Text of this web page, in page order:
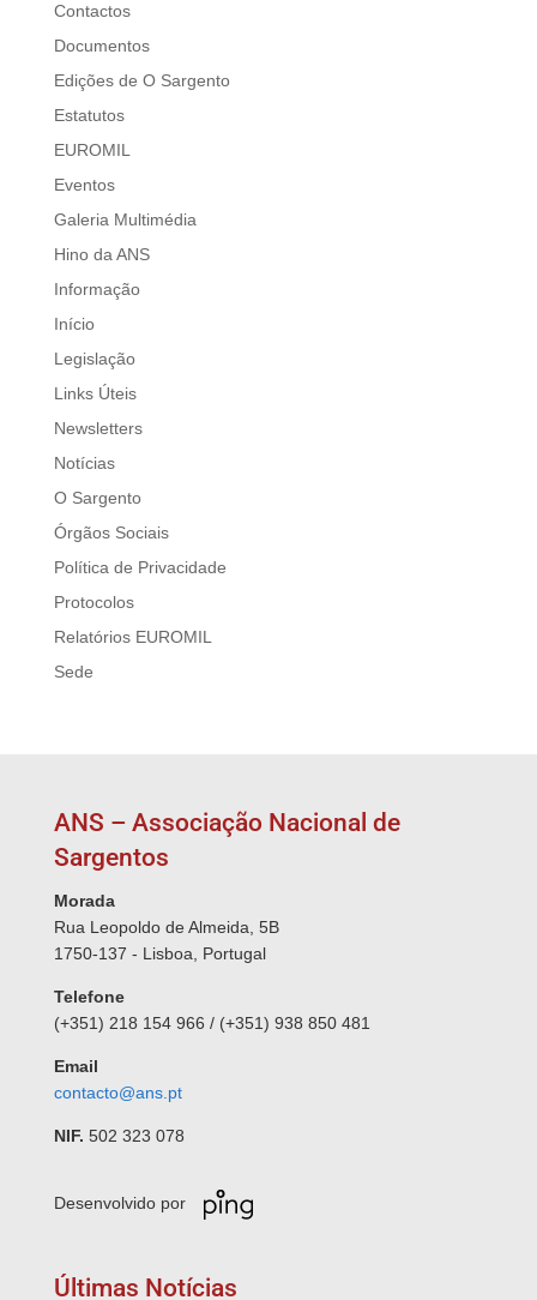
Contactos
Documentos
Edições de O Sargento
Estatutos
EUROMIL
Eventos
Galeria Multimédia
Hino da ANS
Informação
Início
Legislação
Links Úteis
Newsletters
Notícias
O Sargento
Órgãos Sociais
Política de Privacidade
Protocolos
Relatórios EUROMIL
Sede
ANS – Associação Nacional de
Sargentos
Morada
Rua Leopoldo de Almeida, 5B
1750-137 - Lisboa, Portugal
Telefone
(+351) 218 154 966 / (+351) 938 850 481
Email
contacto@ans.pt
NIF. 502 323 078
Desenvolvido por
Últimas Notícias